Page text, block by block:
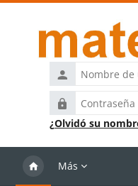
Nombre
de
usuario
Contraseña
¿Olvidó su
Más